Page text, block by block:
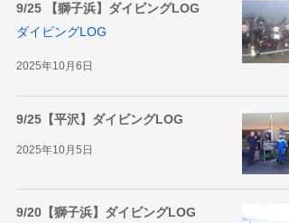
9/25 【獅子浜】ダイビングLOG
ダイビングLOG
2025年10月6日
9/25【平沢】ダイビングLOG
2025年10月5日
9/20【獅子浜】ダイビングLOG